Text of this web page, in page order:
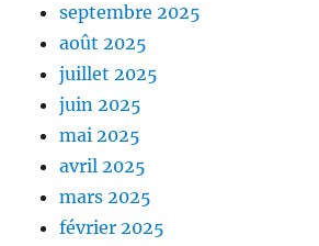
septembre 2025
août 2025
juillet 2025
juin 2025
mai 2025
avril 2025
mars 2025
février 2025